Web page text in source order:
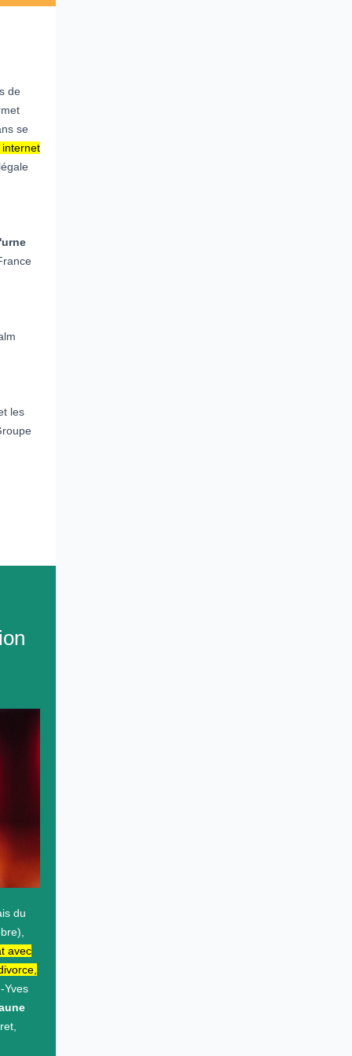
de
se
les
du
avec
Yves